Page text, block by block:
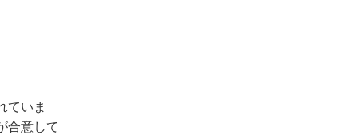
ていま
合意して